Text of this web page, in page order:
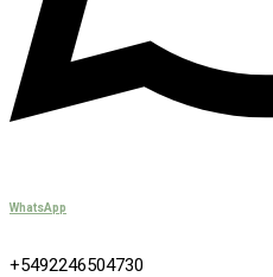
WhatsApp
+5492246504730